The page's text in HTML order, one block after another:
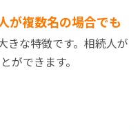
が複数名の場合でも
きな特徴です。相続人が
ができます。